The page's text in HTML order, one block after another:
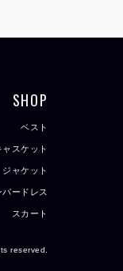
SHOP
ベスト
ャスケット
ジャケット
パードレス
スカート
reserved.